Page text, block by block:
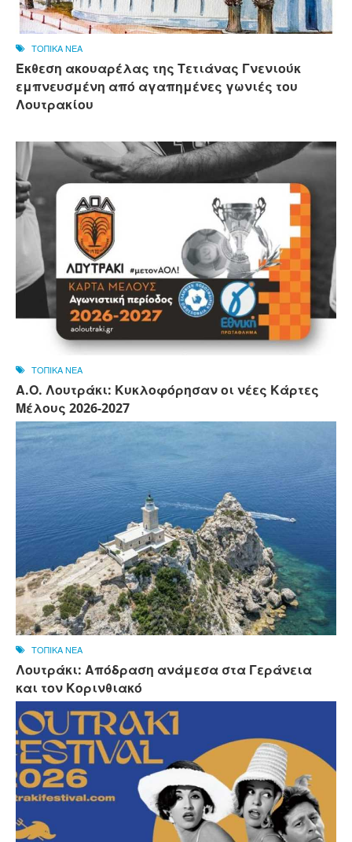
ΤΟΠΙΚΑ ΝΕΑ
Έκθεση ακουαρέλας της Τετιάνας Γνενιούκ
εμπνευσμένη από αγαπημένες γωνιές του
Λουτρακίου
ΤΟΠΙΚΑ ΝΕΑ
Α.Ο. Λουτράκι: Κυκλοφόρησαν οι νέες Κάρτες
Μέλους 2026-2027
ΤΟΠΙΚΑ ΝΕΑ
Λουτράκι: Απόδραση ανάμεσα στα Γεράνεια
και τον Κορινθιακό